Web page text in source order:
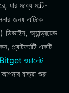
মধ্যে মাল্টি-
জন্য এটিকে
অ্যান্ড্রয়েড
প্ল্যাটফর্মটি একটি
Bitget ওয়ালেট
যাত্রা শুরু